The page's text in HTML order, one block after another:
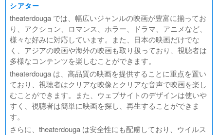
シアター
theaterdouga では、幅広いジャンルの映画が豊富に揃ってお
り、アクション、ロマンス、ホラー、ドラマ、アニメなど、
様々な好みに対応しています。また、日本の映画だけでな
く、アジアの映画や海外の映画も取り扱っており、視聴者は
多様なコンテンツを楽しむことができます。
theaterdouga は、高品質の映画を提供することに重点を置い
ており、視聴者はクリアな映像とクリアな音声で映画を楽し
むことができます。また、ウェブサイトのデザインは使いや
すく、視聴者は簡単に映画を探し、再生することができま
す。
さらに、theaterdouga は安全性にも配慮しており、ウイルス